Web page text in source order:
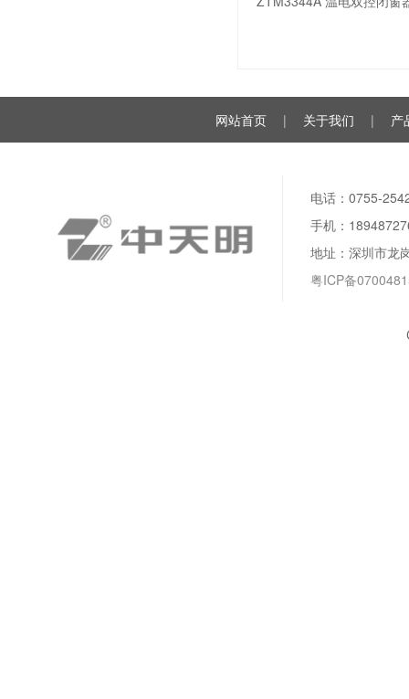
网站首页 | 关于我们 | 产
电话：0755-
手机：
地址：深圳市龙
粤ICP备